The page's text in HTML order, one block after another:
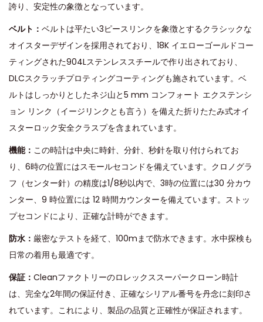
誇り、安定性の象徴となっています。
ベルト： ベルトは平たい3ピースリンクを象徴とするクラシックな
オイスターデザインを採用されており、18K イエローゴールドコー
ティングされた904Lステンレススチールで作り出されており、
DLCスクラッチプロティングコーティングも施されています。ベ
ルトはしっかりとしたネジ山と5 mm コンフォート エクステンシ
ョン リンク（イージリンクとも言う）を備えた折りたたみ式オイ
スターロック安全クラスプを含まれています。
機能： この時計は中央に時針、分針、秒針を取り付けられてお
り、6時の位置にはスモールセコンドを備えています。クロノグラ
フ（センター針）の精度は1/8秒以内で、3時の位置には30 分カウ
ンター、9 時位置には 12 時間カウンターを備えています。ストッ
プセコンドにより、正確な計時ができます。
防水： 厳密なテストを経て、100mまで防水できます。水中探検も
日常の着用も最適です。
保証： Cleanファクトリーのロレックススーパークローン時計
は、完全な2年間の保証付き、正確なシリアル番号を丹念に刻印さ
れています。これにより、製品の品質と正確性が保証されます。